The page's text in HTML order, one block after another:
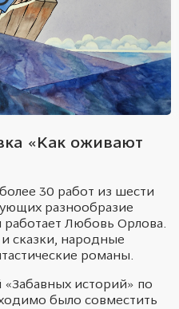
«Как оживают
30 работ из шести
разнообразие
Любовь Орлова.
сказки, народные
романы.
историй» по
было совместить